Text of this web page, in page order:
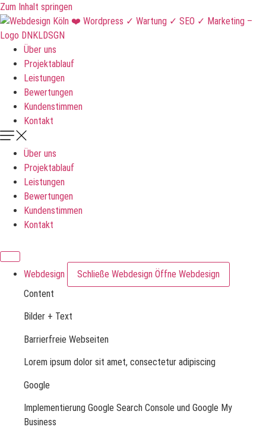
Zum Inhalt springen
Über uns
Projektablauf
Leistungen
Bewertungen
Kundenstimmen
Kontakt
Über uns
Projektablauf
Leistungen
Bewertungen
Kundenstimmen
Kontakt
Webdesign Schließe Webdesign Öffne Webdesign
Content
Bilder + Text
Barrierfreie Webseiten
Lorem ipsum dolor sit amet, consectetur adipiscing
Google
Implementierung Google Search Console und Google My
Business